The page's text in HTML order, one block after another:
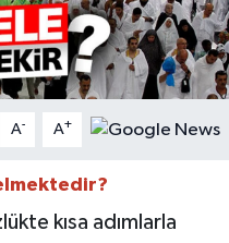
A- A+
kısa adımlarla